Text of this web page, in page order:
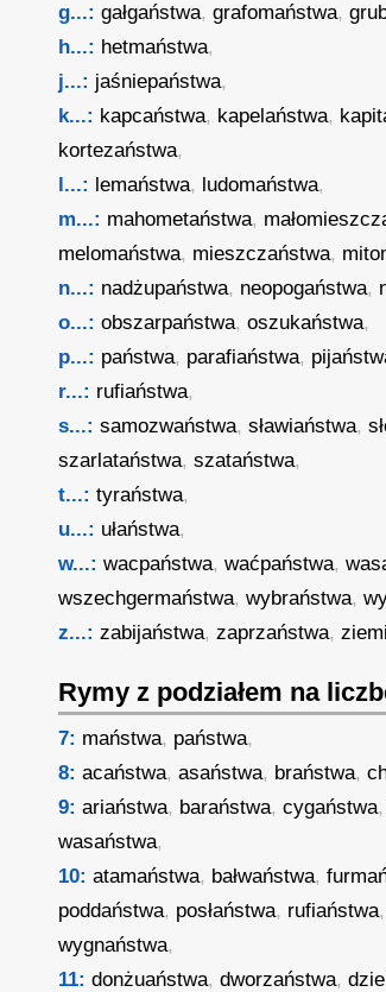
g...: gałgaństwa,grafomaństwa,
h...: hetmaństwa,
j...: jaśniepaństwa,
k...: kapcaństwa, kapelaństwa,
kortezaństwa,
l...: lemaństwa, ludomaństwa,
m...: mahometaństwa,
melomaństwa, mieszczaństwa,
n...: nadżupaństwa, neopogaństwa,
o...: obszarpaństwa,oszukaństwa,
p...: państwa, parafiaństwa,
r...: rufiaństwa,
s...: samozwaństwa,sławiaństwa,
szarlataństwa,szataństwa,
t...: tyraństwa,
u...: ułaństwa,
w...: wacpaństwa,waćpaństwa,
wszechgermaństwa,wybraństwa,
z...: zabijaństwa,zaprzaństwa,
Rymy z podziałem na
7: maństwa, państwa,
8: acaństwa,asaństwa, braństwa,
9: ariaństwa, baraństwa,cygaństwa,
wasaństwa,
10: atamaństwa, bałwaństwa,
poddaństwa, posłaństwa, rufiaństwa
wygnaństwa,
11: donżuaństwa,dworzaństwa,